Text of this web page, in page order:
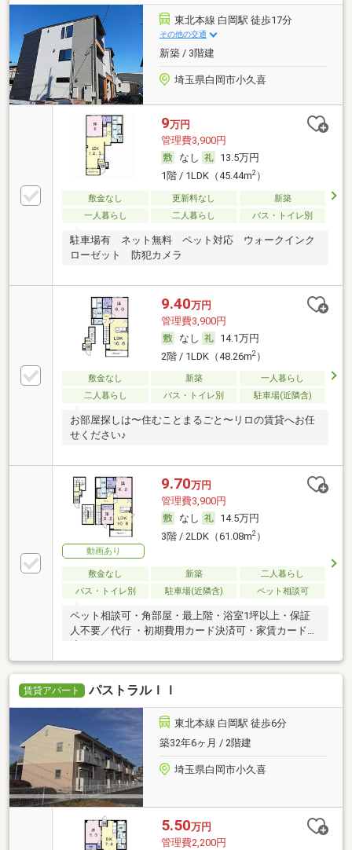
東北本線 白岡駅 徒歩17分
その他の交通
新築 / 3階建
埼玉県白岡市小久喜
9万円
管理費3,900円
なし
13.5万円
1階 / 1LDK（45.44m2）
敷金なし 更新料なし
新築
一人暮らし
二人暮らし バス・トイレ別
駐車場有 ネット無料 ペット対応 ウォークインク
ローゼット 防犯カメラ
9.40万円
管理費3,900円
なし
14.1万円
2階 / 1LDK（48.26m2）
敷金なし 新築
一人暮らし
二人暮らし
バス・トイレ別 駐車場(近隣含)
お部屋探しは〜住むことまるごと〜リロの賃貸へお任
せください♪
動画あり
9.70万円
管理費3,900円
なし
14.5万円
3階 / 2LDK（61.08m2）
敷金なし 新築
二人暮らし
バス・トイレ別
駐車場(近隣含) ペット相談可
ペット相談可・角部屋・最上階・浴室1坪以上・保証
人不要／代行 ・初期費用カード決済可・家賃カード決
賃貸アパート パストラルＩＩ
東北本線 白岡駅 徒歩6分
築32年6ヶ月 / 2階建
埼玉県白岡市小久喜
5.50万円
管理費2,200円